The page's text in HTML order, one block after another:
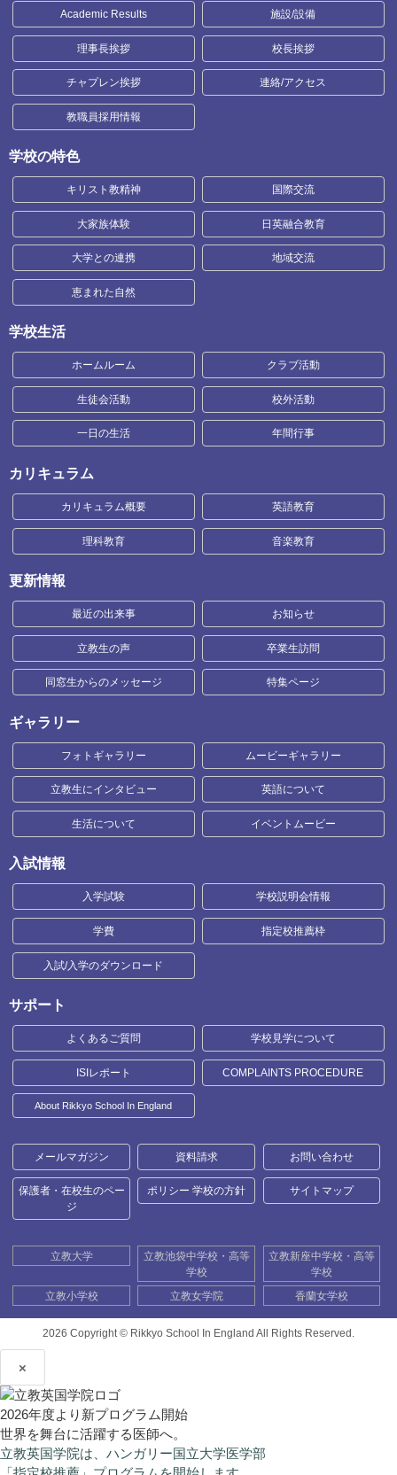
Academic Results 施設/設備
理事長挨拶 校長挨拶
チャプレン挨拶 連絡/アクセス
教職員採用情報
学校の特色
キリスト教精神 国際交流
大家族体験 日英融合教育
大学との連携 地域交流
恵まれた自然
学校生活
ホームルーム クラブ活動
生徒会活動 校外活動
一日の生活 年間行事
カリキュラム
カリキュラム概要 英語教育
理科教育 音楽教育
更新情報
最近の出来事 お知らせ
立教生の声 卒業生訪問
同窓生からのメッセージ 特集ページ
ギャラリー
フォトギャラリー ムービーギャラリー
立教生にインタビュー 英語について
生活について イベントムービー
入試情報
入学試験 学校説明会情報
学費 指定校推薦枠
入試/入学のダウンロード
サポート
よくあるご質問 学校見学について
ISIレポート COMPLAINTS PROCEDURE
About Rikkyo School In England
メールマガジン 資料請求 お問い合わせ
保護者・在校生のペー
ジ
ポリシー 学校の方針 サイトマップ
立教大学
立教池袋中学校・高等
学校
立教新座中学校・高等
学校
立教小学校
立教女学院 香蘭女学校
2026 Copyright © Rikkyo School In England All Rights Reserved.
×
2026年度より新プログラム開始
世界を舞台に活躍する医師へ。
立教英国学院は、ハンガリー国立大学医学部